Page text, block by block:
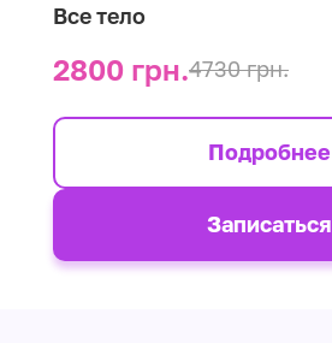
Все тело
2800 грн.4730 грн.
Подробнее
Записаться